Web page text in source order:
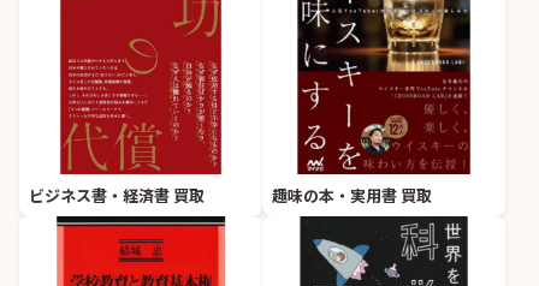
ビジネス書・経済書 買取 趣味の本・実用書 買取